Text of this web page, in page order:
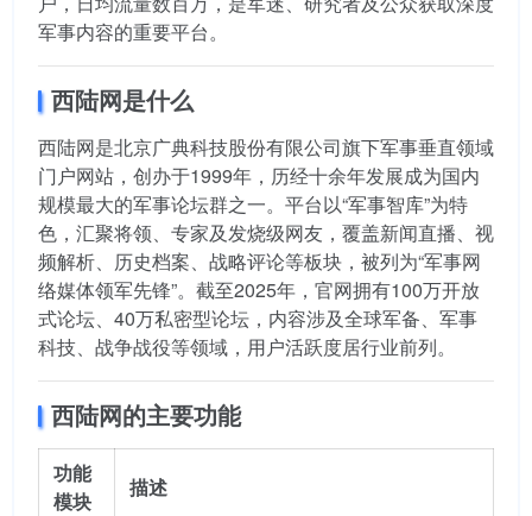
军事内容的重要平台。
西陆网是什么
西陆网是北京广典科技股份有限公司旗下军事垂直领域
门户网站，创办于1999年，历经十余年发展成为国内
规模最大的军事论坛群之一。平台以“军事智库”为特
色，汇聚将领、专家及发烧级网友，覆盖新闻直播、视
频解析、历史档案、战略评论等板块，被列为“军事网
络媒体领军先锋”。截至2025年，官网拥有100万开放
式论坛、40万私密型论坛，内容涉及全球军备、军事
科技、战争战役等领域，用户活跃度居行业前列。
西陆网的主要功能
功能
模块
描述